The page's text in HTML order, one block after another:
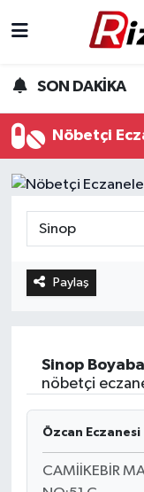
SON DAKİKA
Nöbetçi
Paylaş
Sinop
nöbetçi
Özcan Eczanesi
CAMİİKEBİR
Gündem
Yurttan
Teknoloji
Sağlık
Rize Hava
Rize Trafik
Tüm
Son Dakika